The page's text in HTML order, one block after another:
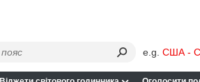
e.g. США -